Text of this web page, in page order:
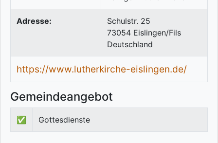
Adresse:
Schulstr. 25
73054 Eislingen/Fils
Deutschland
https://www.lutherkirche-eislingen.de/
Gemeindeangebot
✅ Gottesdienste